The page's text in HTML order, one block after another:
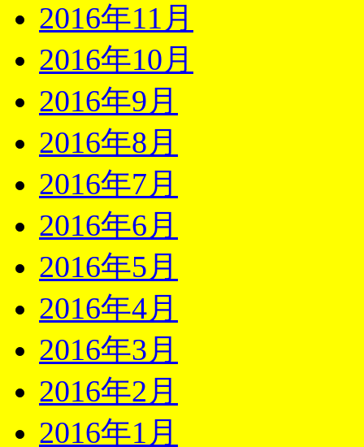
2016年11月
2016年10月
2016年9月
2016年8月
2016年7月
2016年6月
2016年5月
2016年4月
2016年3月
2016年2月
2016年1月